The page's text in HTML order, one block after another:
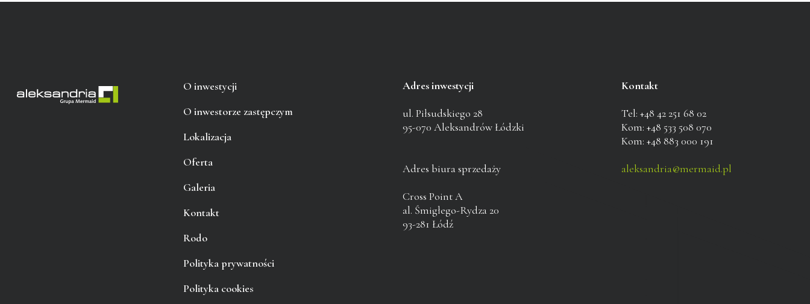
O inwestycji
O inwestorze zastępczym
Lokalizacja
Oferta
Galeria
Kontakt
Rodo
Polityka prywatności
Polityka cookies
Adres inwestycji
ul. Piłsudskiego 28
95-070 Aleksandrów Łódzki
Adres biura sprzedaży
Cross Point A
al. Śmigłego-Rydza 20
93-281 Łódź
Kontakt
Tel: +48 42 251 68 02
Kom: +48 533 508 070
Kom: +48 883 000 191
aleksandria@mermaid.pl